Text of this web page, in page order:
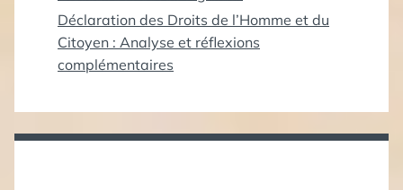
Déclaration des Droits de l’Homme et du
Citoyen : Analyse et réflexions
complémentaires